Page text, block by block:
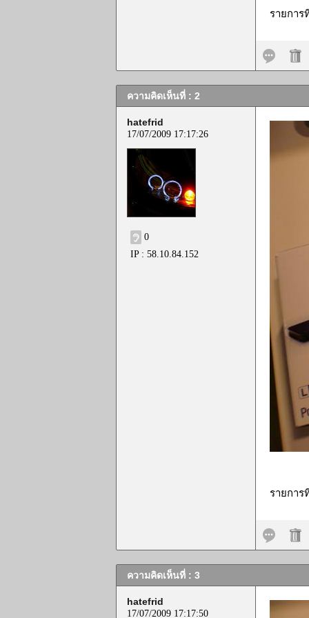
รายการ
ความคิดเห็นที่ : 2
hatefrid
17/07/2009 17:17:26
0
IP : 58.10.84.152
รายการ
ความคิดเห็นที่ : 3
hatefrid
17/07/2009 17:17:50